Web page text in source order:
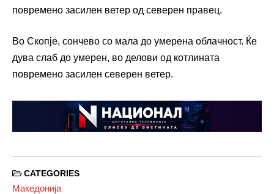
повремено засилен ветер од северен правец.
Во Скопје, сончево со мала до умерена облачност. Ќе
дува слаб до умерен, во делови од котлината
повремено засилен северен ветер.
CATEGORIES
Македонија